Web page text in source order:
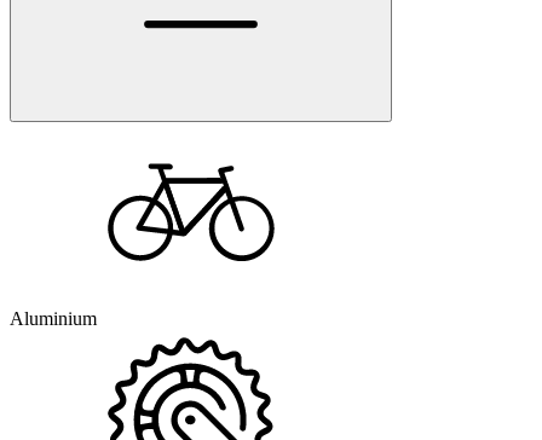
Aluminium